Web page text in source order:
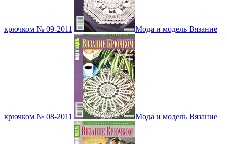
крючком № 09-2011 Мода и модель Вязание
крючком № 08-2011 Мода и модель Вязание